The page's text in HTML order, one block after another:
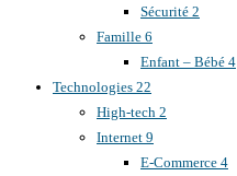
Sécurité 2
Famille 6
Enfant – Bébé 4
Technologies 22
High-tech 2
Internet 9
E-Commerce 4